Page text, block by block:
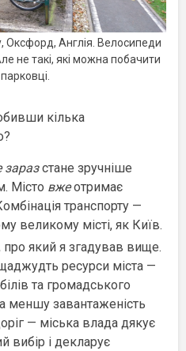
Оксфорд, Англія. Велосипеди
не такі, які можна побачити
кілька
заразстане зручніше
Місто вжеотримає
транспорту —
великому місті, як Київ.
про який я згадував вище.
ресурси міста —
та громадського
меншу завантаженість
— міська влада дякує
вибір і декларує